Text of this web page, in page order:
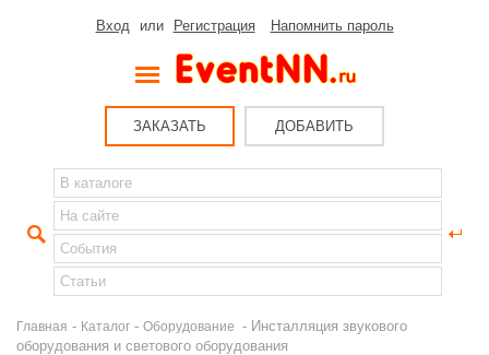
Вход или Регистрация Напомнить пароль
ЗАКАЗАТЬ ДОБАВИТЬ
Главная - Каталог - Оборудование
- Инсталляция звукового
оборудования и светового оборудования